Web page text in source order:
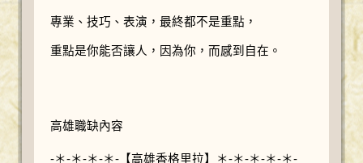
專業、技巧、表演，最終都不是重點，
重點是你能否讓人，因為你，而感到自在。
高雄職缺內容
-＊-＊-＊-＊-【高雄香格里拉】＊-＊-＊-＊-＊-